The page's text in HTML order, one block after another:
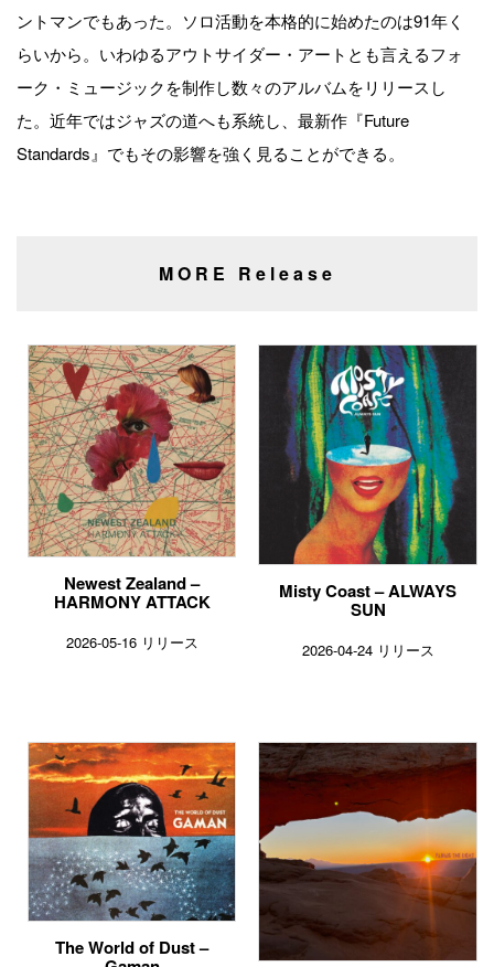
ントマンでもあった。ソロ活動を本格的に始めたのは91年く
らいから。いわゆるアウトサイダー・アートとも言えるフォ
ーク・ミュージックを制作し数々のアルバムをリリースし
た。近年ではジャズの道へも系統し、最新作『Future
Standards』でもその影響を強く見ることができる。
MORE Release
Newest Zealand –
HARMONY ATTACK
2026-05-16 リリース
Misty Coast – ALWAYS
SUN
2026-04-24 リリース
The World of Dust –